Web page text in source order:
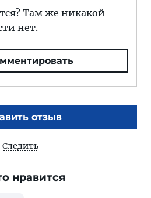
Там же никакой
нет.
отзыв
Следить
нравится